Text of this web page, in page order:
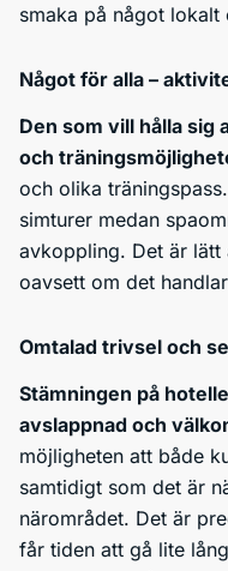
smaka på något
Något för alla –
Den som vill hålla
och
och olika
simturer medan
avkoppling. Det är lätt
oavsett om det
Omtalad trivsel och
Stämningen på
avslappnad och
möjligheten att både
samtidigt som det är
närområdet. Det är
får tiden att gå lite